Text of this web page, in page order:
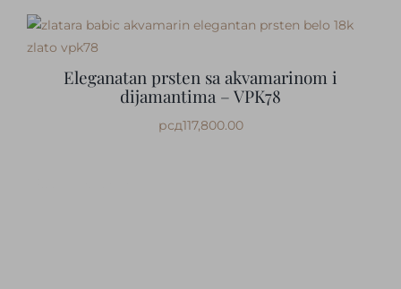
Eleganatan prsten sa akvamarinom i
dijamantima – VPK78
рсд117,800.00